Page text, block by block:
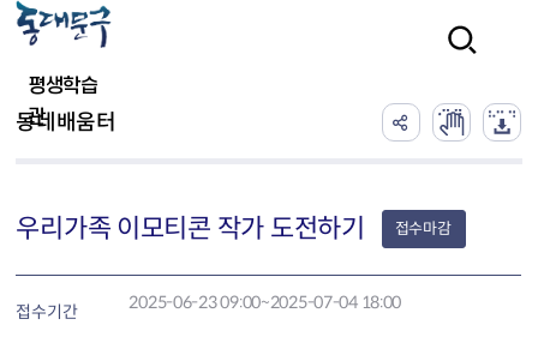
평생학습
관
동네배움터
우리가족 이모티콘 작가 도전하기 접수마감
접수기간 2025-06-23 09:00~2025-07-04 18:00